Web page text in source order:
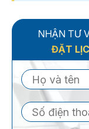
NHẬN TƯ
ĐẶT